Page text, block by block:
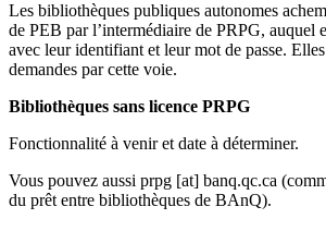
Les bibliothèques publiques autonomes
de PEB par l’intermédiaire de PRPG, auquel
avec leur identifiant et leur mot de passe.
demandes par cette voie.
Bibliothèques sans licence PRPG
Fonctionnalité à venir et date à déterminer.
Vous pouvez aussi prpg [at] banq.qc.ca
du prêt entre bibliothèques de BAnQ).